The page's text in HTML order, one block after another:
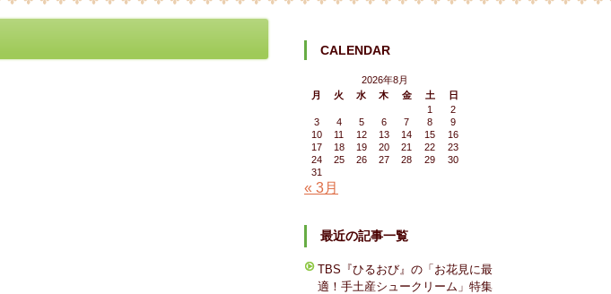
CALENDAR
2026年8月
月
火 水 木 金 土
日
1
2
3
4 5 6 7 8
9
10
11 12 13 14 15
16
17
18 19 20 21 22
23
24
25 26 27 28 29
30
31
« 3月
最近の記事一覧
TBS『ひるおび』の「お花見に最
適！手土産シュークリーム」特集